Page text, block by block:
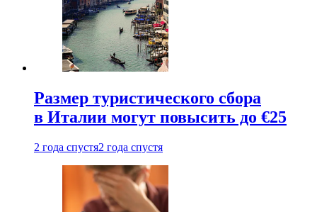
Размер туристического сбора
в Италии могут повысить до €25
2 года спустя2 года спустя